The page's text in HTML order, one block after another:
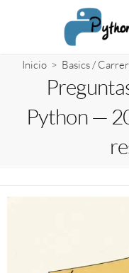
Inicio > Basics/
Python —